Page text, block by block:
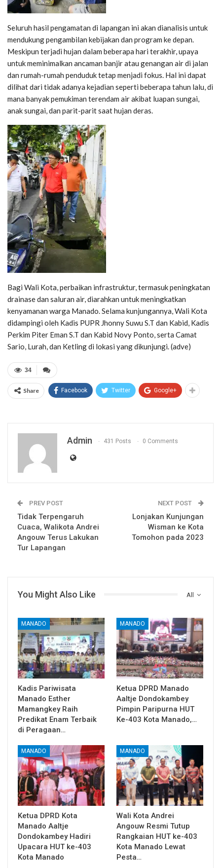
Seluruh hasil pengamatan di lapangan ini akan dianalisis untuk
mendukung pengambilan kebijakan dan program ke depan.
Meskipun terjadi hujan dalam beberapa hari terakhir, upaya
untuk meminimalkan ancaman banjir atau genangan air di jalan
dan rumah-rumah penduduk tetap menjadi fokus. Hal ini dapat
dilihat dari tidak adanya kejadian seperti beberapa tahun lalu, di
mana banyak pemukiman terendam air akibat luapan sungai,
anak sungai, dan parit-parit saat hujan deras.
Bagi Wali Kota, perbaikan infrastruktur, termasuk peningkatan
drainase dan saluran air, diarahkan untuk meningkatkan
kenyamanan warga Manado. Selama kunjungannya, Wali Kota
didampingi oleh Kadis PUPR Jhonny Suwu S.T dan Kabid, Kadis
Perkim Piter Eman S.T dan Kabid Novy Ponto, serta Camat
Sario, Lurah, dan Ketling di lokasi yang dikunjungi. (adve)
34
Share Facebook Twitter Google+
Admin 431 Posts 0 Comments
PREV POST
Tidak Terpengaruh
Cuaca, Walikota Andrei
Angouw Terus Lakukan
Tur Lapangan
NEXT POST
Lonjakan Kunjungan
Wisman ke Kota
Tomohon pada 2023
All
You Might Also Like
MANADO
Kadis Pariwisata
Manado Esther
Mamangkey Raih
Predikat Enam Terbaik
di Peragaan…
MANADO
Ketua DPRD Manado
Aaltje Dondokambey
Pimpin Paripurna HUT
Ke-403 Kota Manado,…
MANADO
Ketua DPRD Kota
Manado Aaltje
Dondokambey Hadiri
Upacara HUT ke-403
Kota Manado
MANADO
Wali Kota Andrei
Angouw Resmi Tutup
Rangkaian HUT ke-403
Kota Manado Lewat
Pesta…